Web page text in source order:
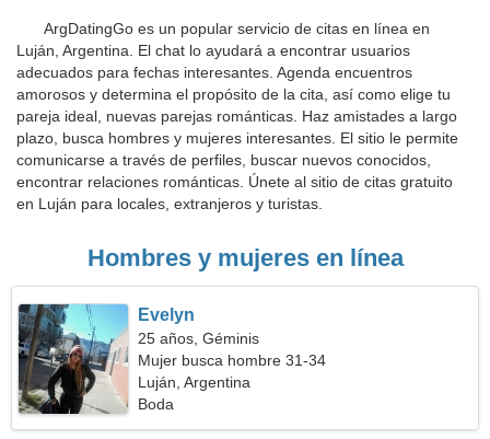
ArgDatingGo es un popular servicio de citas en línea en
Luján, Argentina. El chat lo ayudará a encontrar usuarios
adecuados para fechas interesantes. Agenda encuentros
amorosos y determina el propósito de la cita, así como elige tu
pareja ideal, nuevas parejas románticas. Haz amistades a largo
plazo, busca hombres y mujeres interesantes. El sitio le permite
comunicarse a través de perfiles, buscar nuevos conocidos,
encontrar relaciones románticas. Únete al sitio de citas gratuito
en Luján para locales, extranjeros y turistas.
Hombres y mujeres en línea
Evelyn
25 años, Géminis
Mujer busca hombre 31-34
Luján, Argentina
Boda